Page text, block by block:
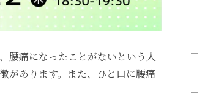
腰痛になったことがないという人
があります。また、ひと口に腰痛